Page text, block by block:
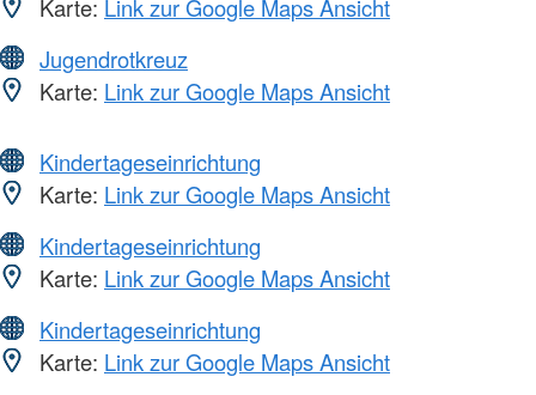
Karte: Link zur Google Maps Ansicht
Jugendrotkreuz
Karte: Link zur Google Maps Ansicht
Kindertageseinrichtung
Karte: Link zur Google Maps Ansicht
Kindertageseinrichtung
Karte: Link zur Google Maps Ansicht
Kindertageseinrichtung
Karte: Link zur Google Maps Ansicht